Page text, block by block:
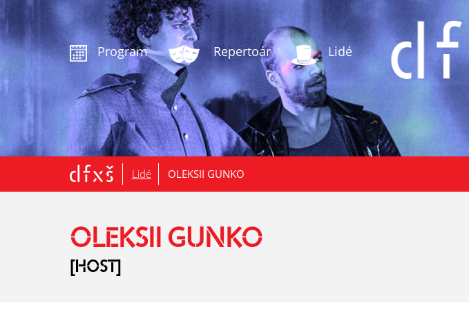
Program Repertoár Lidé
.
Lidé OLEKSII GUNKO
OLEKSII GUNKO
[HOST]